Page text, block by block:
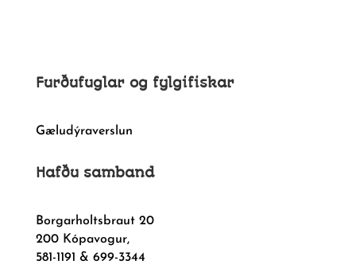
Furðufuglar og fylgifiskar
Gæludýraverslun
Hafðu samband
Borgarholtsbraut 20
200 Kópavogur,
581-1191 & 699-3344